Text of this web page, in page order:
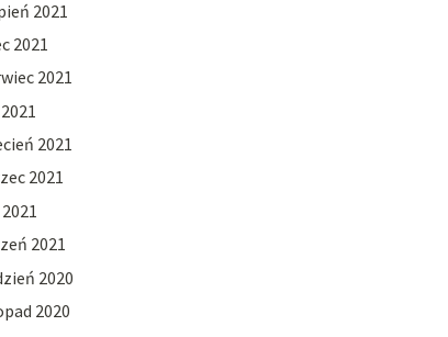
2021
2021
2021
2021
2021
2021
2020
2020